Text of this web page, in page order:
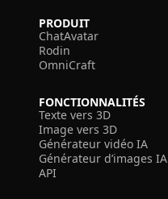
PRODUIT
ChatAvatar
Rodin
OmniCraft
FONCTIONNALITÉS
Texte vers 3D
Image vers 3D
Générateur vidéo IA
Générateur d’images IA
API